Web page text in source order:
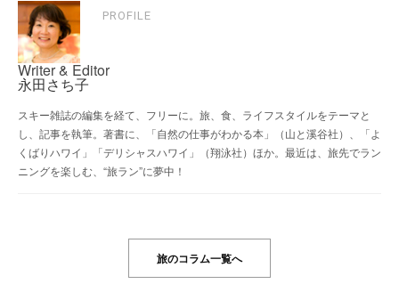
PROFILE
Writer & Editor
永田さち子
スキー雑誌の編集を経て、フリーに。旅、食、ライフスタイルをテーマと
し、記事を執筆。著書に、「自然の仕事がわかる本」（山と溪谷社）、「よ
くばりハワイ」「デリシャスハワイ」（翔泳社）ほか。最近は、旅先でラン
ニングを楽しむ、“旅ラン”に夢中！
旅のコラム一覧へ